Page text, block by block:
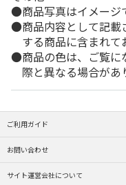
商品写真はイメージ
商品内容として記
する商品に含まれて
商品の色は、ご覧
際と異なる場合があ
ご利用ガイド
お問い合わせ
サイト運営会社について